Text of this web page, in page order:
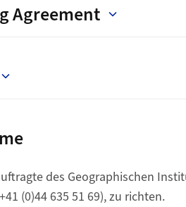
Agreement
des Geographischen
(0)44 635 51 69), zu richten.